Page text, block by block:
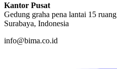
Kantor Pusat
Gedung graha pena lantai 15
Surabaya, Indonesia
info@bima.co.id